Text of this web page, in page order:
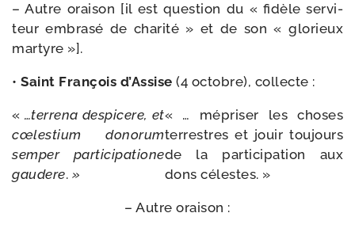
– Autre orai­son [il est ques­tion du « fidèle ser­vi­
teur embra­sé de cha­ri­té » et de son « glo­rieux
martyre »].
• Saint François d’Assise (4 octobre), collecte :
« …ter­re­na des­pi­cere, et
cœles­tium
dono­rum
sem­per
par­ti­ci­pa­tione
gau­dere. »
« … mépri­ser les choses
ter­restres et jouir tou­jours
de la par­ti­ci­pa­tion aux
dons célestes. »
– Autre oraison :